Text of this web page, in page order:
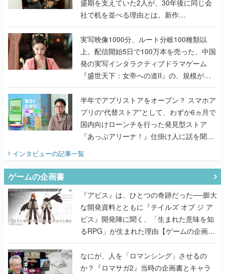
盛期を支えていた2人が、30年後に同じ会
社で机を並べる理由とは。新作
『TATSUJIN EXTREME』で初タッグを組
んだレジェンド2人に訊く開発秘話
実写映像1000分、ルート分岐100種類以
上。配信開始5日で100万本を売った、中国
発の実写インタラクティブドラマゲーム
『盛世天下：女帝への道II』の、規模が違
うこだわりをプロデューサーに聞いた
半年でアプリストアをオープン？ スマホア
プリの“代替ストア”として、わずか6ヵ月で
国内向けローンチを行った発見型ストア
『あっぷアリーナ！』仕掛け人に話を聞い
てみた
インタビューの記事一覧
ゲームの企画書
『アビス』は、ひとつの奇跡だった──膨大
な開発資料とともに『テイルズ オブ ジ ア
ビス』開発陣に聞く、「生まれた意味を知
るRPG」が生まれた理由【ゲームの企画
書】
なにが、人を「ロマンシング」させるの
か？『ロマサガ2』当時の企画書とキャラ